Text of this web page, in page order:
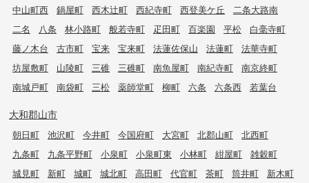
中山町西
鍋屋町 西木辻町 西紀寺町 西登美ケ丘
二条大路南
二名
八条 林小路町 般若寺町 疋田町 百楽園 平松
白毫寺町
藤ノ木台
古市町 宝来 宝来町 法蓮佐保山 法蓮町
法華寺町
坊屋敷町
山陵町 三碓 三碓町 南魚屋町 南紀寺町
南京終町
南城戸町
南袋町 三松 薬師堂町 柳町 六条 六条西 若葉台
大和郡山市
朝日町 池沢町 今井町 今国府町 大宮町 北郡山町
北西町
九条町
九条平野町 小泉町 小泉町東 小林町 紺屋町
雑穀町
城見町
新町 城町 城北町 高田町 代官町 茶町 筒井町
新木町